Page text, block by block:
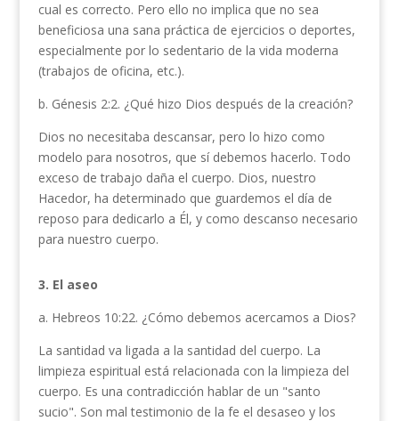
cual es correcto. Pero ello no implica que no sea
beneficiosa una sana práctica de ejercicios o deportes,
especialmente por lo seden­tario de la vida moderna
(trabajos de oficina, etc.).
b. Génesis 2:2. ¿Qué hizo Dios después de la creación?
Dios no necesitaba descansar, pero lo hizo como
modelo para nosotros, que sí debemos hacerlo. Todo
exceso de trabajo daña el cuerpo. Dios, nuestro
Hacedor, ha determinado que guardemos el día de
reposo para dedicarlo a Él, y como descanso necesario
para nuestro cuerpo.
3. El aseo
a. Hebreos 10:22. ¿Cómo debemos acercamos a Dios?
La santidad va ligada a la santidad del cuerpo. La
limpieza espiritual está relacionada con la limpieza del
cuerpo. Es una contradicción hablar de un "santo
sucio". Son mal testimonio de la fe el desaseo y los